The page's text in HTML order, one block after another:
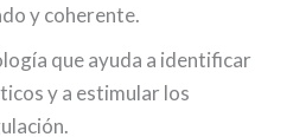
y coherente.
que ayuda a identificar
y a estimular los